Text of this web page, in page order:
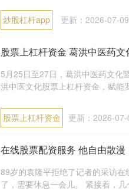
炒股杠杆app 更新：2026-07-09
股票上杠杆资金 葛洪中医药
5月25日至27日，葛洪中医药文化
洪中医文化股票上杠杆资金，赋能
股票上杠杆资金 更新：2026-07-
在线股票配资服务 他自由散
89岁的袁隆平拒绝了记者的采访
了，需要休息一会儿。 紧接着，